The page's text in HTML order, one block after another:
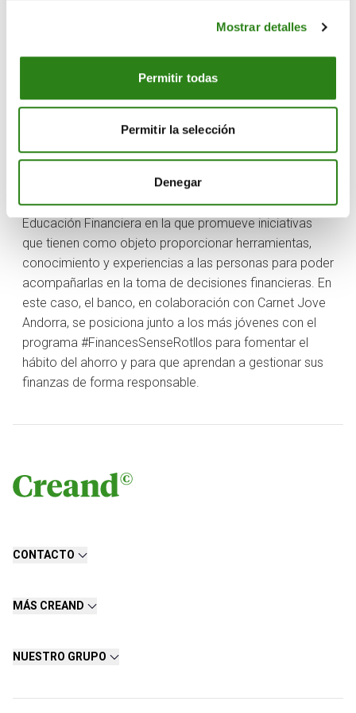
Mostrar detalles
Permitir todas
Permitir la selección
Denegar
día a día, que impulsan el talento y el futuro de la
solo es el principio, ya que la voluntad de ambas
jóvenes.
trabajando para crear una oferta que se ajuste a las
nuevas necesidades de los clientes. Por otra parte, el
banco está llevando a cabo una importante tarea de
Educación Financiera en la que promueve iniciativas
que tienen como objeto proporcionar herramientas,
conocimiento y experiencias a las personas para poder
acompañarlas en la toma de decisiones financieras. En
este caso, el banco, en colaboración con Carnet Jove
Andorra, se posiciona junto a los más jóvenes con el
programa #FinancesSenseRotllos para fomentar el
hábito del ahorro y para que aprendan a gestionar sus
finanzas de forma responsable.
CONTACTO
MÁS CREAND
NUESTRO GRUPO